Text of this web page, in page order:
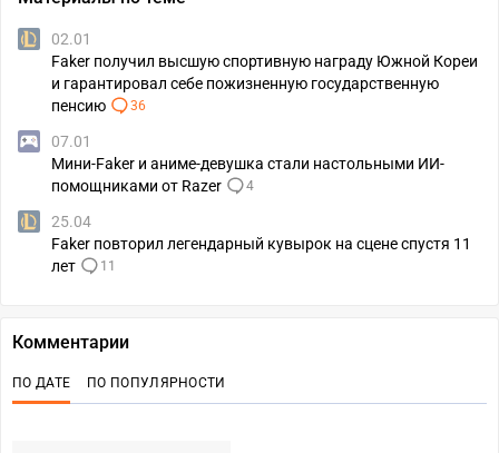
02.01
Faker получил высшую спортивную награду Южной Кореи
и гарантировал себе пожизненную государственную
пенсию
36
07.01
Мини-Faker и аниме-девушка стали настольными ИИ-
помощниками от Razer
4
25.04
Faker повторил легендарный кувырок на сцене спустя 11
лет
11
Комментарии
ПО ДАТЕ ПО ПОПУЛЯРНОСТИ